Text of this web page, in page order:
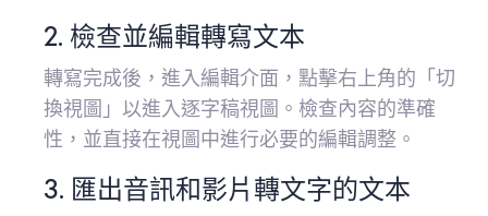
2. 檢查並編輯轉寫文本
轉寫完成後，進入編輯介面，點擊右上角的「切
換視圖」以進入逐字稿視圖。檢查內容的準確
性，並直接在視圖中進行必要的編輯調整。
3. 匯出音訊和影片轉文字的文本